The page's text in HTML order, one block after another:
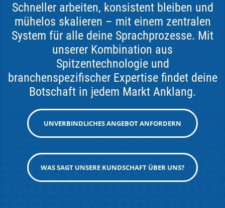
Schneller arbeiten, konsistent bleiben und
mühelos skalieren – mit einem zentralen
System für alle deine Sprachprozesse. Mit
unserer Kombination aus
Spitzentechnologie und
branchenspezifischer Expertise findet deine
Botschaft in jedem Markt Anklang.
UNVERBINDLICHES ANGEBOT ANFORDERN
WAS SAGT UNSERE KUNDSCHAFT ÜBER UNS?